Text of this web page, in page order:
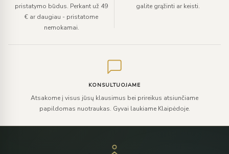
pristatymo būdus. Perkant už 49
€ ar daugiau - pristatome
nemokamai.
galite grąžinti ar keisti.
KONSULTUOJAME
Atsakome į visus jūsų klausimus bei prireikus atsiunčiame
papildomas nuotraukas. Gyvai laukiame Klaipėdoje.